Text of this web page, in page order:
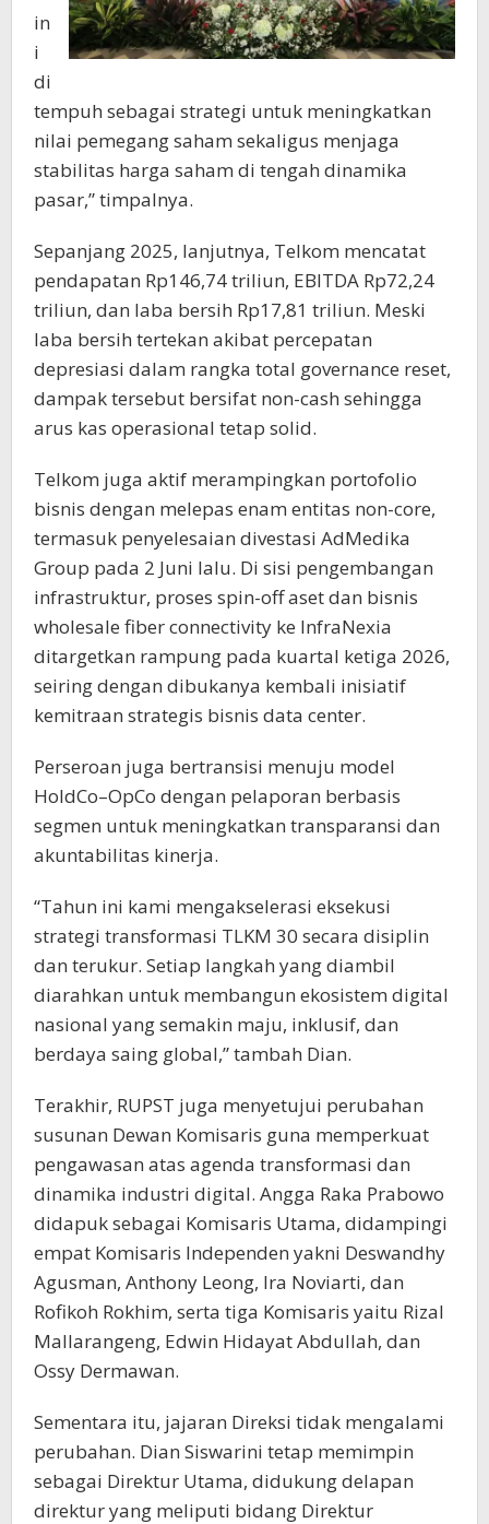
in
i
di
tempuh sebagai strategi untuk meningkatkan
nilai pemegang saham sekaligus menjaga
stabilitas harga saham di tengah dinamika
pasar,” timpalnya.
Sepanjang 2025, lanjutnya, Telkom mencatat
pendapatan Rp146,74 triliun, EBITDA Rp72,24
triliun, dan laba bersih Rp17,81 triliun. Meski
laba bersih tertekan akibat percepatan
depresiasi dalam rangka total governance reset,
dampak tersebut bersifat non-cash sehingga
arus kas operasional tetap solid.
Telkom juga aktif merampingkan portofolio
bisnis dengan melepas enam entitas non-core,
termasuk penyelesaian divestasi AdMedika
Group pada 2 Juni lalu. Di sisi pengembangan
infrastruktur, proses spin-off aset dan bisnis
wholesale fiber connectivity ke InfraNexia
ditargetkan rampung pada kuartal ketiga 2026,
seiring dengan dibukanya kembali inisiatif
kemitraan strategis bisnis data center.
Perseroan juga bertransisi menuju model
HoldCo–OpCo dengan pelaporan berbasis
segmen untuk meningkatkan transparansi dan
akuntabilitas kinerja.
“Tahun ini kami mengakselerasi eksekusi
strategi transformasi TLKM 30 secara disiplin
dan terukur. Setiap langkah yang diambil
diarahkan untuk membangun ekosistem digital
nasional yang semakin maju, inklusif, dan
berdaya saing global,” tambah Dian.
Terakhir, RUPST juga menyetujui perubahan
susunan Dewan Komisaris guna memperkuat
pengawasan atas agenda transformasi dan
dinamika industri digital. Angga Raka Prabowo
didapuk sebagai Komisaris Utama, didampingi
empat Komisaris Independen yakni Deswandhy
Agusman, Anthony Leong, Ira Noviarti, dan
Rofikoh Rokhim, serta tiga Komisaris yaitu Rizal
Mallarangeng, Edwin Hidayat Abdullah, dan
Ossy Dermawan.
Sementara itu, jajaran Direksi tidak mengalami
perubahan. Dian Siswarini tetap memimpin
sebagai Direktur Utama, didukung delapan
direktur yang meliputi bidang Direktur